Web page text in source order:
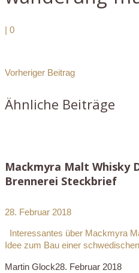
| 0
Vorheriger Beitrag
Ähnliche Beiträge
Mackmyra Malt Whisky
Brennerei Steckbrief
28. Februar 2018
Interessantes über Mackmyra
Idee zum Bau einer
Martin Glock28. Februar 2018